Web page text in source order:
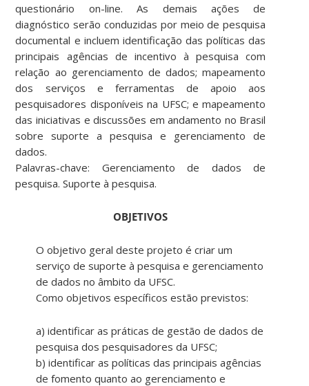
questionário on-line. As demais ações de
diagnóstico serão conduzidas por meio de pesquisa
documental e incluem identificação das políticas das
principais agências de incentivo à pesquisa com
relação ao gerenciamento de dados; mapeamento
dos serviços e ferramentas de apoio aos
pesquisadores disponíveis na UFSC; e mapeamento
das iniciativas e discussões em andamento no Brasil
sobre suporte a pesquisa e gerenciamento de
dados.
Palavras-chave: Gerenciamento de dados de
pesquisa. Suporte à pesquisa.
OBJETIVOS
O objetivo geral deste projeto é criar um
serviço de suporte à pesquisa e gerenciamento
de dados no âmbito da UFSC.
Como objetivos específicos estão previstos:
a) identificar as práticas de gestão de dados de
pesquisa dos pesquisadores da UFSC;
b) identificar as políticas das principais agências
de fomento quanto ao gerenciamento e